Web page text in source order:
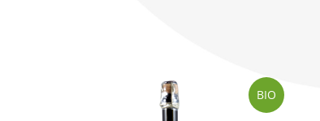
BIO